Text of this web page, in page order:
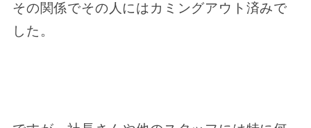
その関係でその人にはカミングアウト済みで
した。